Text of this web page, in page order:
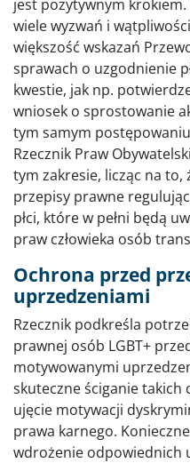
jest pozytywnym
wiele wyzwań i
większość wskazań
sprawach o uzgodnienie
kwestie, jak np.
wniosek o sprostowanie
tym samym
Rzecznik Praw
tym zakresie, licząc na
przepisy prawne
płci, które w pełni będą
praw człowieka osób
Ochrona przed
uprzedzeniami
Rzecznik podkreśla
prawnej osób LGBT+
motywowanymi
skuteczne ściganie takich
ujęcie motywacji
prawa karnego.
wdrożenie odpowiednich